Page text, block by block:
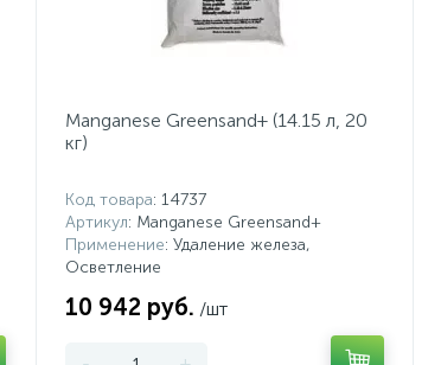
Manganese Greensand+ (14.15 л, 20
кг)
Код товара: 14737
Артикул: Manganese Greensand+
Применение: Удаление железа,
Осветление
10 942 руб. /шт